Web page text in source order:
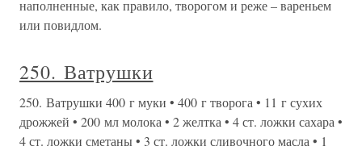
наполненные, как правило, творогом и реже – вареньем
или повидлом.
250. Ватрушки
250. Ватрушки 400 г муки • 400 г творога • 11 г сухих
дрожжей • 200 мл молока • 2 желтка • 4 ст. ложки сахара •
4 ст. ложки сметаны • 3 ст. ложки сливочного масла • 1